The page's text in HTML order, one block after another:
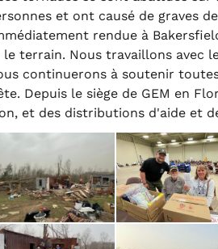
et ont causé de graves
rendue à
terrain. Nous travaillons avec
continuerons à soutenir
Depuis le siège de GEM en
et des distributions d'aide et